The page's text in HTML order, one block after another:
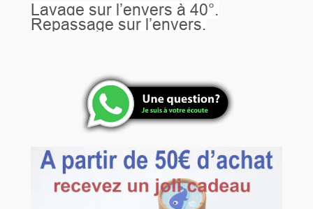
Lavage sur l’envers à 40°.
Repassage sur l’envers.